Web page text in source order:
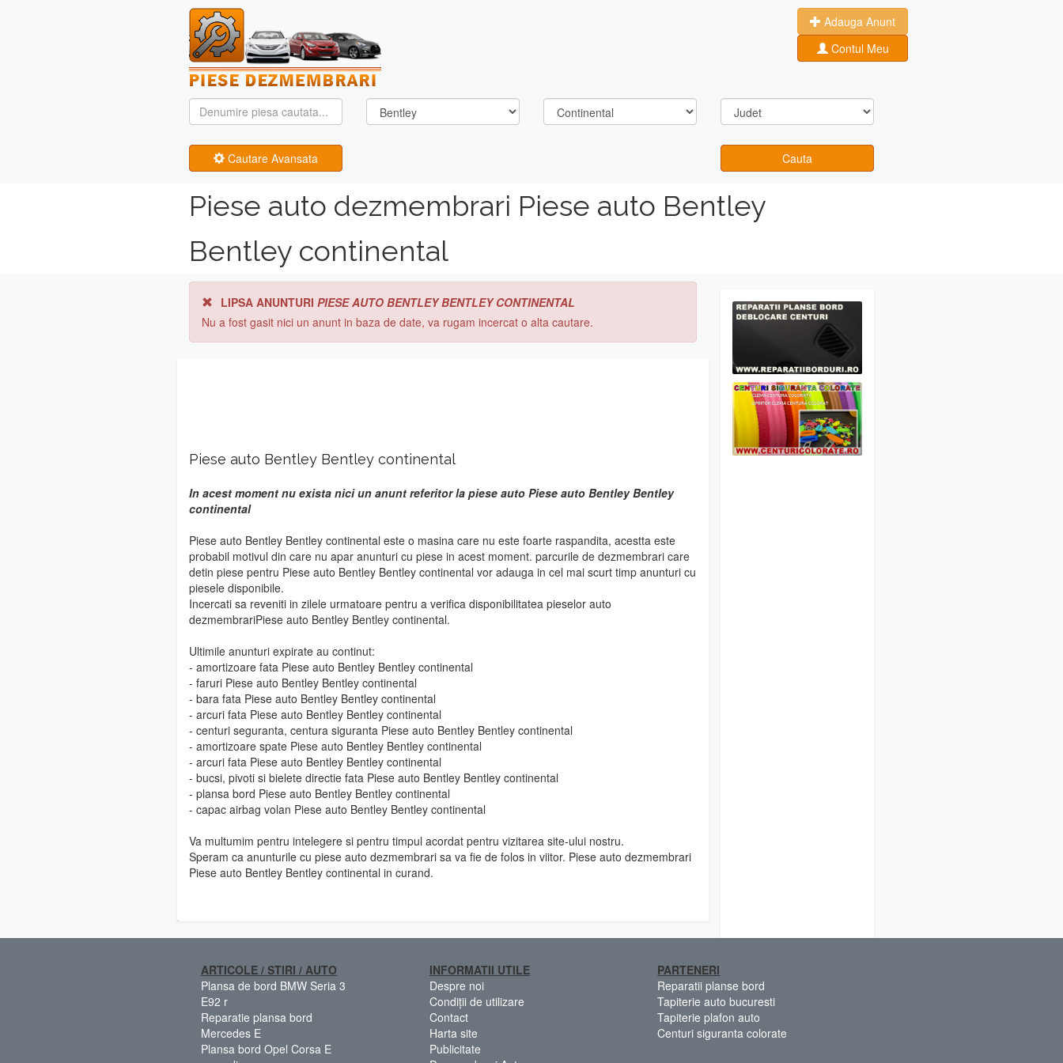
Adauga Anunt
Contul Meu
Cautare Avansata Cauta
Piese auto dezmembrari Piese auto Bentley
Bentley continental
LIPSA ANUNTURI PIESE AUTO BENTLEY BENTLEY CONTINENTAL
Nu a fost gasit nici un anunt in baza de date, va rugam incercat o alta cautare.
Piese auto Bentley Bentley continental
In acest moment nu exista nici un anunt referitor la piese auto Piese auto Bentley Bentley
continental
Piese auto Bentley Bentley continental este o masina care nu este foarte raspandita, acestta este
probabil motivul din care nu apar anunturi cu piese in acest moment. parcurile de dezmembrari care
detin piese pentru Piese auto Bentley Bentley continental vor adauga in cel mai scurt timp anunturi cu
piesele disponibile.
Incercati sa reveniti in zilele urmatoare pentru a verifica disponibilitatea pieselor auto
dezmembrariPiese auto Bentley Bentley continental.
Ultimile anunturi expirate au continut:
- amortizoare fata Piese auto Bentley Bentley continental
- faruri Piese auto Bentley Bentley continental
- bara fata Piese auto Bentley Bentley continental
- arcuri fata Piese auto Bentley Bentley continental
- centuri seguranta, centura siguranta Piese auto Bentley Bentley continental
- amortizoare spate Piese auto Bentley Bentley continental
- arcuri fata Piese auto Bentley Bentley continental
- bucsi, pivoti si bielete directie fata Piese auto Bentley Bentley continental
- plansa bord Piese auto Bentley Bentley continental
- capac airbag volan Piese auto Bentley Bentley continental
Va multumim pentru intelegere si pentru timpul acordat pentru vizitarea site-ului nostru.
Speram ca anunturile cu piese auto dezmembrari sa va fie de folos in viitor. Piese auto dezmembrari
Piese auto Bentley Bentley continental in curand.
ARTICOLE / STIRI / AUTO
Plansa de bord BMW Seria 3
E92 r
Reparatie plansa bord
Mercedes E
Plansa bord Opel Corsa E
INFORMATII UTILE
Despre noi
Condiții de utilizare
Contact
Harta site
Publicitate
PARTENERI
Reparatii planse bord
Tapiterie auto bucuresti
Tapiterie plafon auto
Centuri siguranta colorate